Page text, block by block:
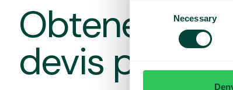
Selection
Necessary
Obtenez une
devis